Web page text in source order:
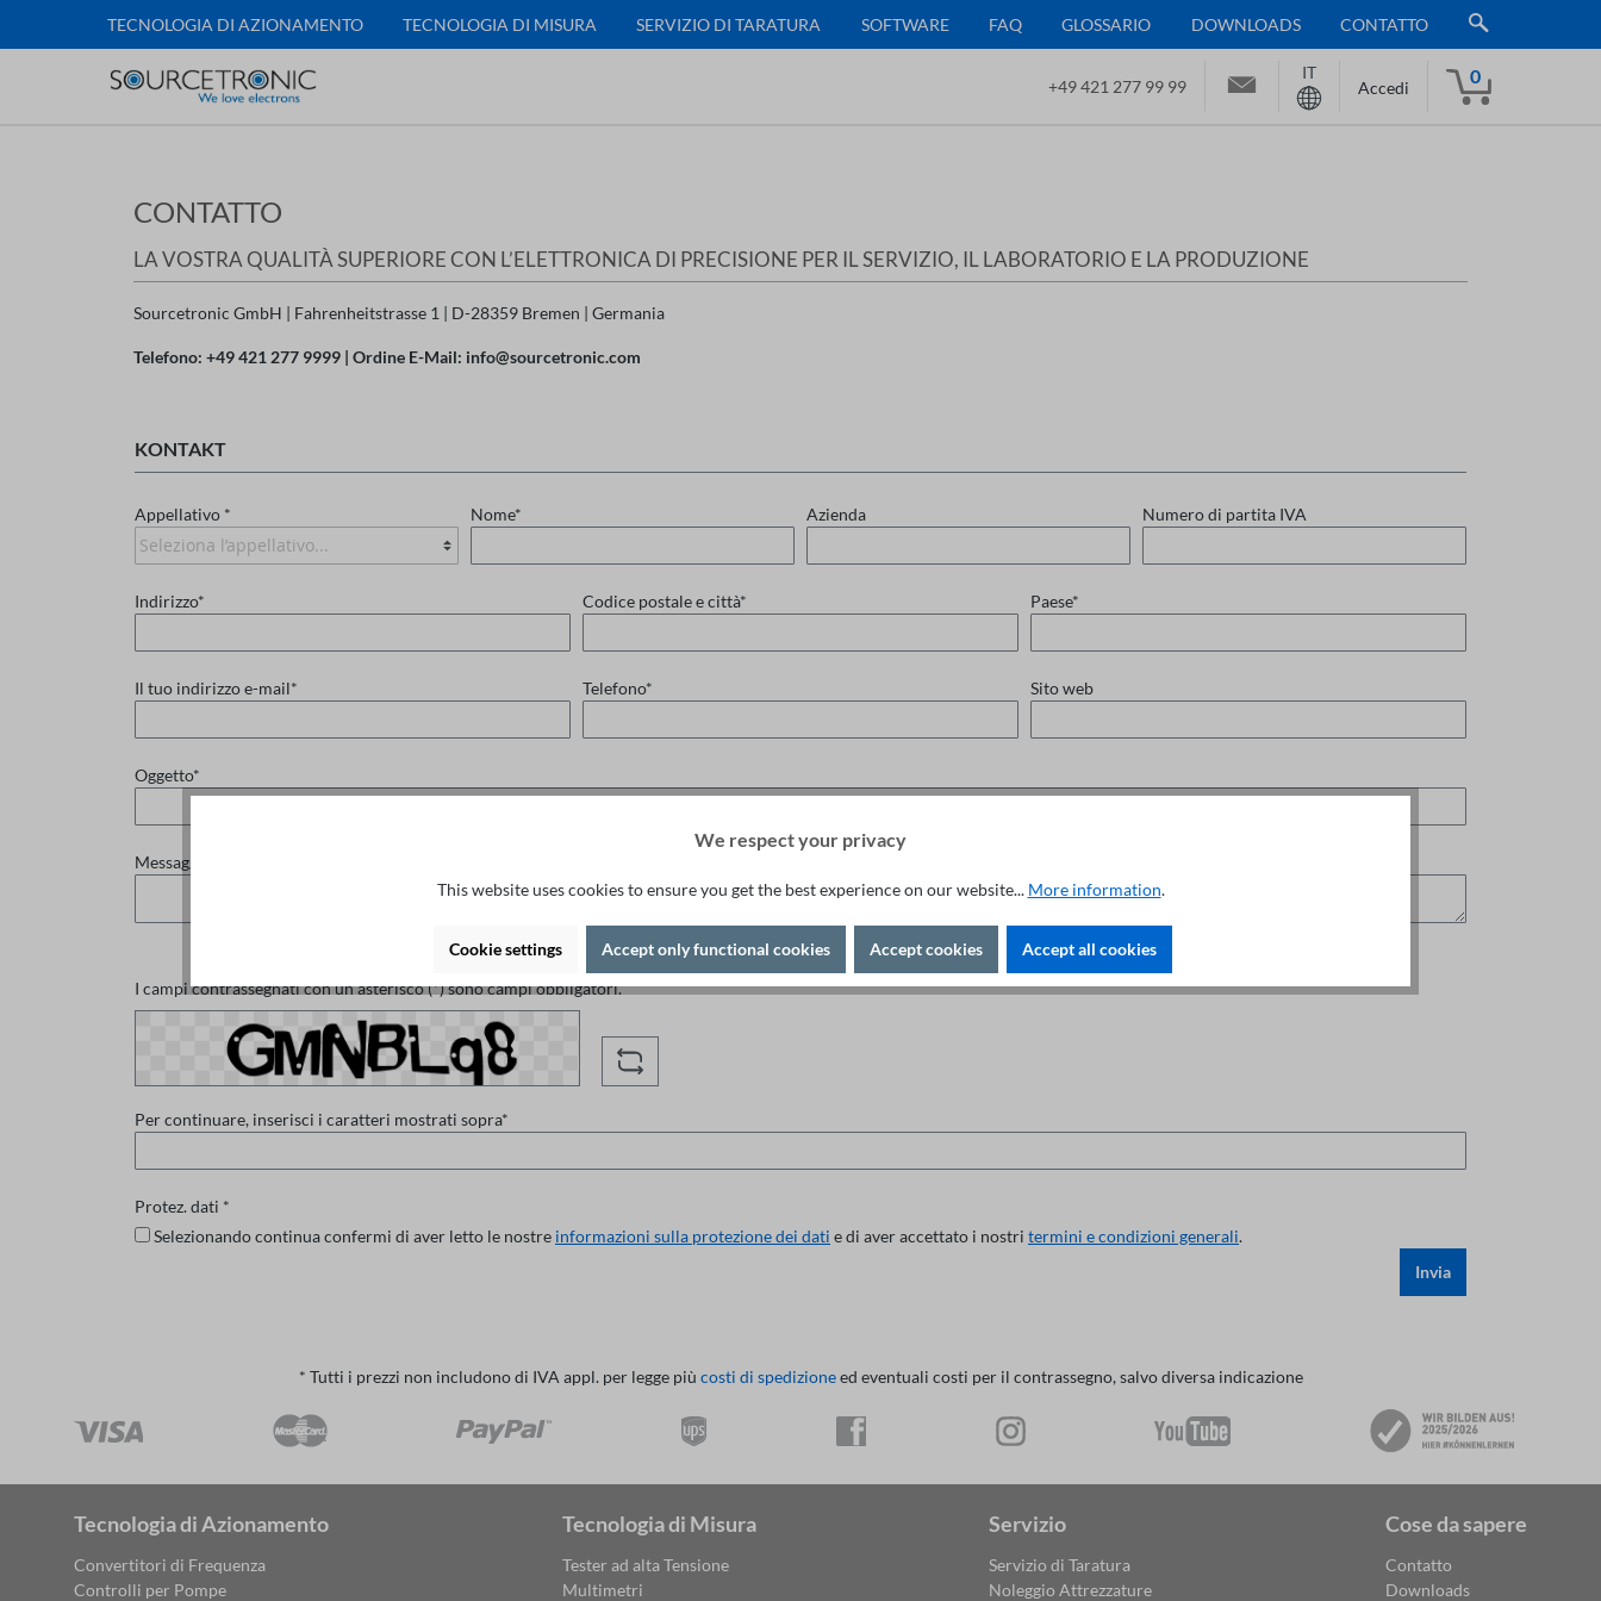
TECNOLOGIA DI AZIONAMENTO TECNOLOGIA DI MISURA SERVIZIO DI TARATURA SOFTWARE FAQ GLOSSARIO DOWNLOADS CONTATTO
+49 421 277 99 99
IT
Accedi
0
CONTATTO
LA VOSTRA QUALITÀ SUPERIORE CON L’ELETTRONICA DI PRECISIONE PER IL SERVIZIO, IL LABORATORIO E LA PRODUZIONE
Sourcetronic GmbH | Fahrenheitstrasse 1 | D-28359 Bremen | Germania
Telefono: +49 421 277 9999 | Ordine E-Mail: info@sourcetronic.com
KONTAKT
Appellativo * Nome* Azienda Numero di partita IVA
Indirizzo* Codice postale e città* Paese*
Il tuo indirizzo e-mail* Telefono* Sito web
Oggetto*
Messaggio *
I campi contrassegnati con un asterisco (*) sono campi obbligatori.
Per continuare, inserisci i caratteri mostrati sopra*
Protez. dati *
Selezionando continua confermi di aver letto le nostre informazioni sulla protezione dei dati e di aver accettato i nostri termini e condizioni generali.
Invia
* Tutti i prezzi non includono di IVA appl. per legge più costi di spedizioneed eventuali costi per il contrassegno, salvo diversa indicazione
Tecnologia di Azionamento
Convertitori di Frequenza
Controlli per Pompe
Tecnologia di Misura
Tester ad alta Tensione
Multimetri
Servizio
Servizio di Taratura
Noleggio Attrezzature
Cose da sapere
Contatto
Downloads
We respect your privacy
This website uses cookies to ensure you get the best experience on our website... More information.
Cookie settings Accept only functional cookies Accept cookies Accept all cookies